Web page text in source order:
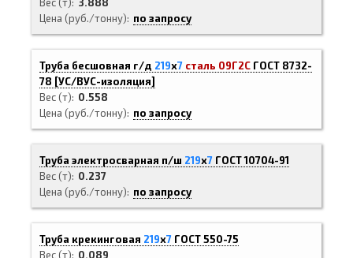
Цена (руб./тонну)
по запросу
Труба бесшовная г/д 219х7 сталь 09Г2С ГОСТ 8732-
78 [УС/ВУС-изоляция]
Вес (т)
0.558
Цена (руб./тонну)
по запросу
Труба электросварная п/ш 219х7 ГОСТ 10704-91
Вес (т)
0.237
Цена (руб./тонну)
по запросу
Труба крекинговая 219х7 ГОСТ 550-75
Вес (т)
0.089